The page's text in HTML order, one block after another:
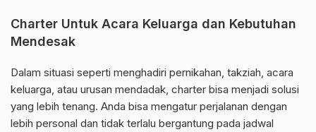
Charter Untuk Acara Keluarga dan Kebutuhan
Mendesak
Dalam situasi seperti menghadiri pernikahan, takziah, acara
keluarga, atau urusan mendadak, charter bisa menjadi solusi
yang lebih tenang. Anda bisa mengatur perjalanan dengan
lebih personal dan tidak terlalu bergantung pada jadwal